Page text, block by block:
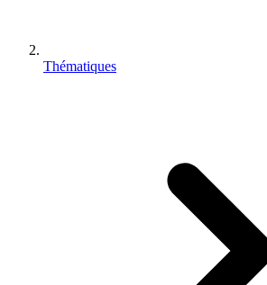
Thématiques